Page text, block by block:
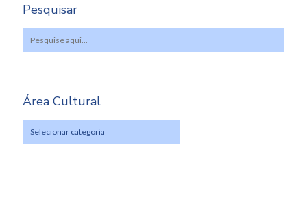
Pesquisar
Área Cultural